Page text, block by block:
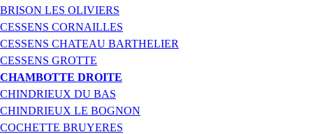
BRISON LES OLIVIERS
CESSENS CORNAILLES
CESSENS CHATEAU BARTHELIER
CESSENS GROTTE
CHAMBOTTE DROITE
CHINDRIEUX DU BAS
CHINDRIEUX LE BOGNON
COCHETTE BRUYERES